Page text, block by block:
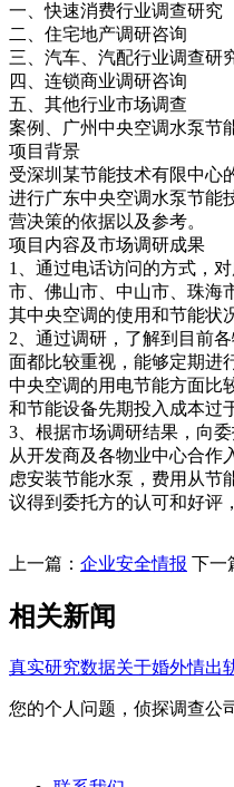
一、快速消费行业调查研究
二、住宅地产调研咨询
三、汽车、汽配行业调查研
四、连锁商业调研咨询
五、其他行业市场调查
案例、广州中央空调水泵节
项目背景
受深圳某节能技术有限中心
进行广东中央空调水泵节能
营决策的依据以及参考。
项目内容及市场调研成果
1、通过电话访问的方式，
市、佛山市、中山市、珠海
其中央空调的使用和节能状
2、通过调研，了解到目前
面都比较重视，能够定期进
中央空调的用电节能方面比
和节能设备先期投入成本过
3、根据市场调研结果，向
从开发商及各物业中心合作
虑安装节能水泵，费用从节
议得到委托方的认可和好评
上一篇： 企业安全情报 下一
相关新闻
真实研究数据关于婚外情出
您的个人问题，侦探调查公